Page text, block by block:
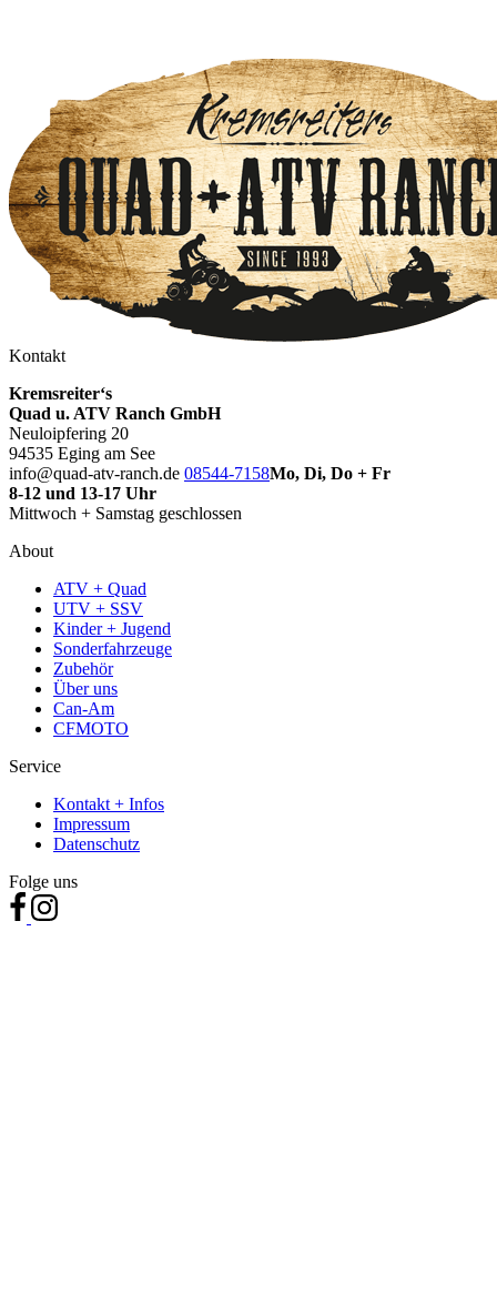
Kontakt
Kremsreiter‘s
Quad u. ATV Ranch GmbH
Neuloipfering 20
94535 Eging am See
info@quad-atv-ranch.de 08544-7158Mo, Di, Do + Fr
8-12 und 13-17 Uhr
Mittwoch + Samstag geschlossen
About
ATV + Quad
UTV + SSV
Kinder + Jugend
Sonderfahrzeuge
Zubehör
Über uns
Can-Am
CFMOTO
Service
Kontakt + Infos
Impressum
Datenschutz
Folge uns